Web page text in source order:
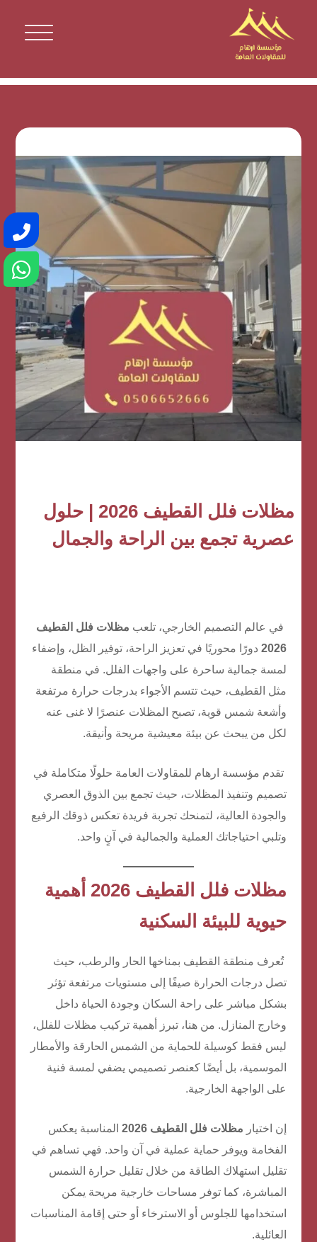
مظلات فلل القطيف 2026 | حلول
عصرية تجمع بين الراحة والجمال
في عالم التصميم الخارجي، تلعب مظلات فلل القطيف
2026دورًا محوريًا في تعزيز الراحة، توفير الظل، وإضفاء
لمسة جمالية ساحرة على واجهات الفلل. في منطقة
مثل القطيف، حيث تتسم الأجواء بدرجات حرارة مرتفعة
وأشعة شمس قوية، تصبح المظلات عنصرًا لا غنى عنه
لكل من يبحث عن بيئة معيشية مريحة وأنيقة.
تقدم مؤسسة ارهام للمقاولات العامة حلولًا متكاملة في
تصميم وتنفيذ المظلات، حيث تجمع بين الذوق العصري
والجودة العالية، لتمنحك تجربة فريدة تعكس ذوقك الرفيع
وتلبي احتياجاتك العملية والجمالية في آنٍ واحد.
مظلات فلل القطيف 2026
أهمية
حيوية للبيئة السكنية
تُعرف منطقة القطيف بمناخها الحار والرطب، حيث
تصل درجات الحرارة صيفًا إلى مستويات مرتفعة تؤثر
بشكل مباشر على راحة السكان وجودة الحياة داخل
وخارج المنازل. من هنا، تبرز أهمية تركيب مظلات للفلل،
ليس فقط كوسيلة للحماية من الشمس الحارقة والأمطار
الموسمية، بل أيضًا كعنصر تصميمي يضفي لمسة فنية
على الواجهة الخارجية.
إن اختيار مظلات فلل القطيف 2026
المناسبة يعكس
الفخامة ويوفر حماية عملية في آن واحد. فهي تساهم في
تقليل استهلاك الطاقة من خلال تقليل حرارة الشمس
المباشرة، كما توفر مساحات خارجية مريحة يمكن
استخدامها للجلوس أو الاسترخاء أو حتى إقامة المناسبات
العائلية.